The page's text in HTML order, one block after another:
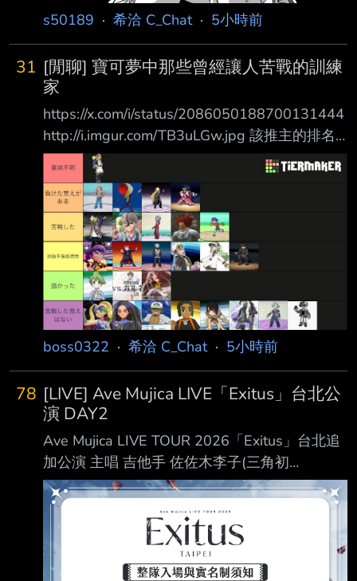
s50189 · 希洽 C_Chat· 5小時前
31 [閒聊] 寶可夢中那些曾經讓人苦戰的訓練
家
https://x.com/i/status/2086050188700131444
http://i.imgur.com/TB3uLGw.jpg 該推主的排名
（跟本人體感差不多） 從上到下 ［意義不
明］： 望羅（6+1外加這作系統很難用等級壓制
打過去） ［有輸過的記憶］： 白銀山RED（不
解釋）、競技場的爆炸頭（沒玩過）、 竹蘭
（不論是原版還是重製都是讓玩家苦戰的存在）
BW2冠軍愛麗絲 ［有過苦戰］： BW的反派魁
奇思、派帕（感覺是朱紫主線三條線中最強的）
珍鑽的悟松、寶可夢競技場的達基姆、短褲小子
（
boss0322 · 希洽 C_Chat· 5小時前
78 [LIVE] Ave Mujica LIVE「Exitus」台北公
演 DAY2
Ave Mujica LIVE TOUR 2026「Exitus」台北追
加公演 主唱 吉他手 佐佐木李子(三角初
華/Doloris) 渡瀨結月 (若葉睦/Mortis) 高尾奏音
(豐川祥子/Oblivionis) 岡田夢以 (八幡海
鈴/Timoris) 米澤茜 (祐天寺若麥/Amoris) 開 演
資 訊 日期及時間 台灣時間2026/08/09(日)
18:30 開演 https://i.urusai.cc/A7Wnp.png 地點